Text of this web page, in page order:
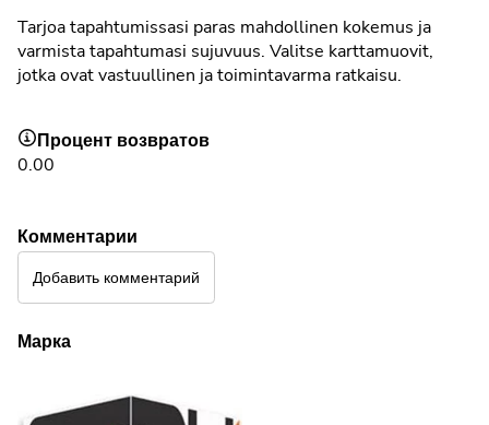
Tarjoa tapahtumissasi paras mahdollinen kokemus ja
varmista tapahtumasi sujuvuus. Valitse karttamuovit,
jotka ovat vastuullinen ja toimintavarma ratkaisu.
Процент возвратов
0.00
Комментарии
Добавить комментарий
Марка